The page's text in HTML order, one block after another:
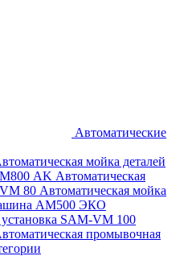
Автоматические
мойка деталей
AK Автоматическая
80 Автоматическая мойка
АМ500 ЭКО
SAM-VM 100
промывочная